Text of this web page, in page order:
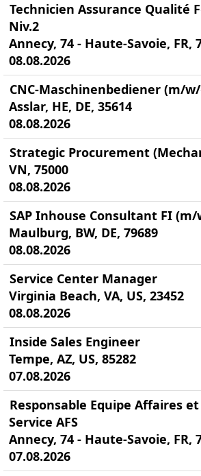
Technicien Assurance Qualité
Niv.2
Annecy, 74 - Haute-Savoie, FR,
08.08.2026
CNC-Maschinenbediener (m/
Asslar, HE, DE, 35614
08.08.2026
Strategic Procurement
VN, 75000
08.08.2026
SAP Inhouse Consultant FI
Maulburg, BW, DE, 79689
08.08.2026
Service Center Manager
Virginia Beach, VA, US, 23452
08.08.2026
Inside Sales Engineer
Tempe, AZ, US, 85282
07.08.2026
Responsable Equipe Affaires
Service AFS
Annecy, 74 - Haute-Savoie, FR,
07.08.2026